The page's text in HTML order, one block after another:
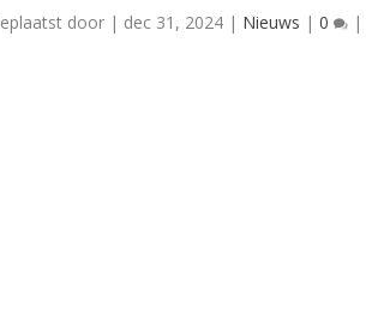
door | dec 31, 2024| Nieuws | 0 |